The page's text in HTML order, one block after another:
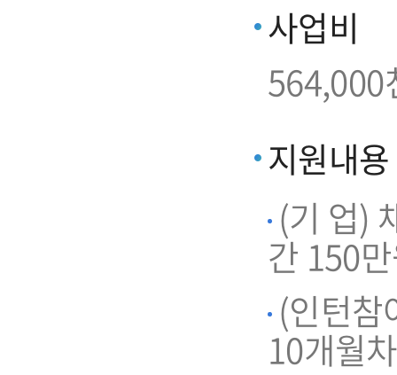
사업비
564,000
지원내용
(기 업)
간 150
(인턴참
10개월